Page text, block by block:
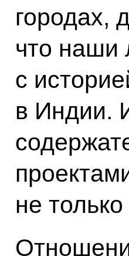
городах,
что наши
с
в Индии.
не